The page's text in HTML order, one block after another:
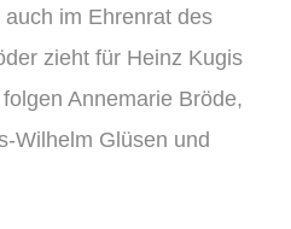
im Ehrenrat des
zieht für Heinz Kugis
Annemarie Bröde,
Wilhelm Glüsen und